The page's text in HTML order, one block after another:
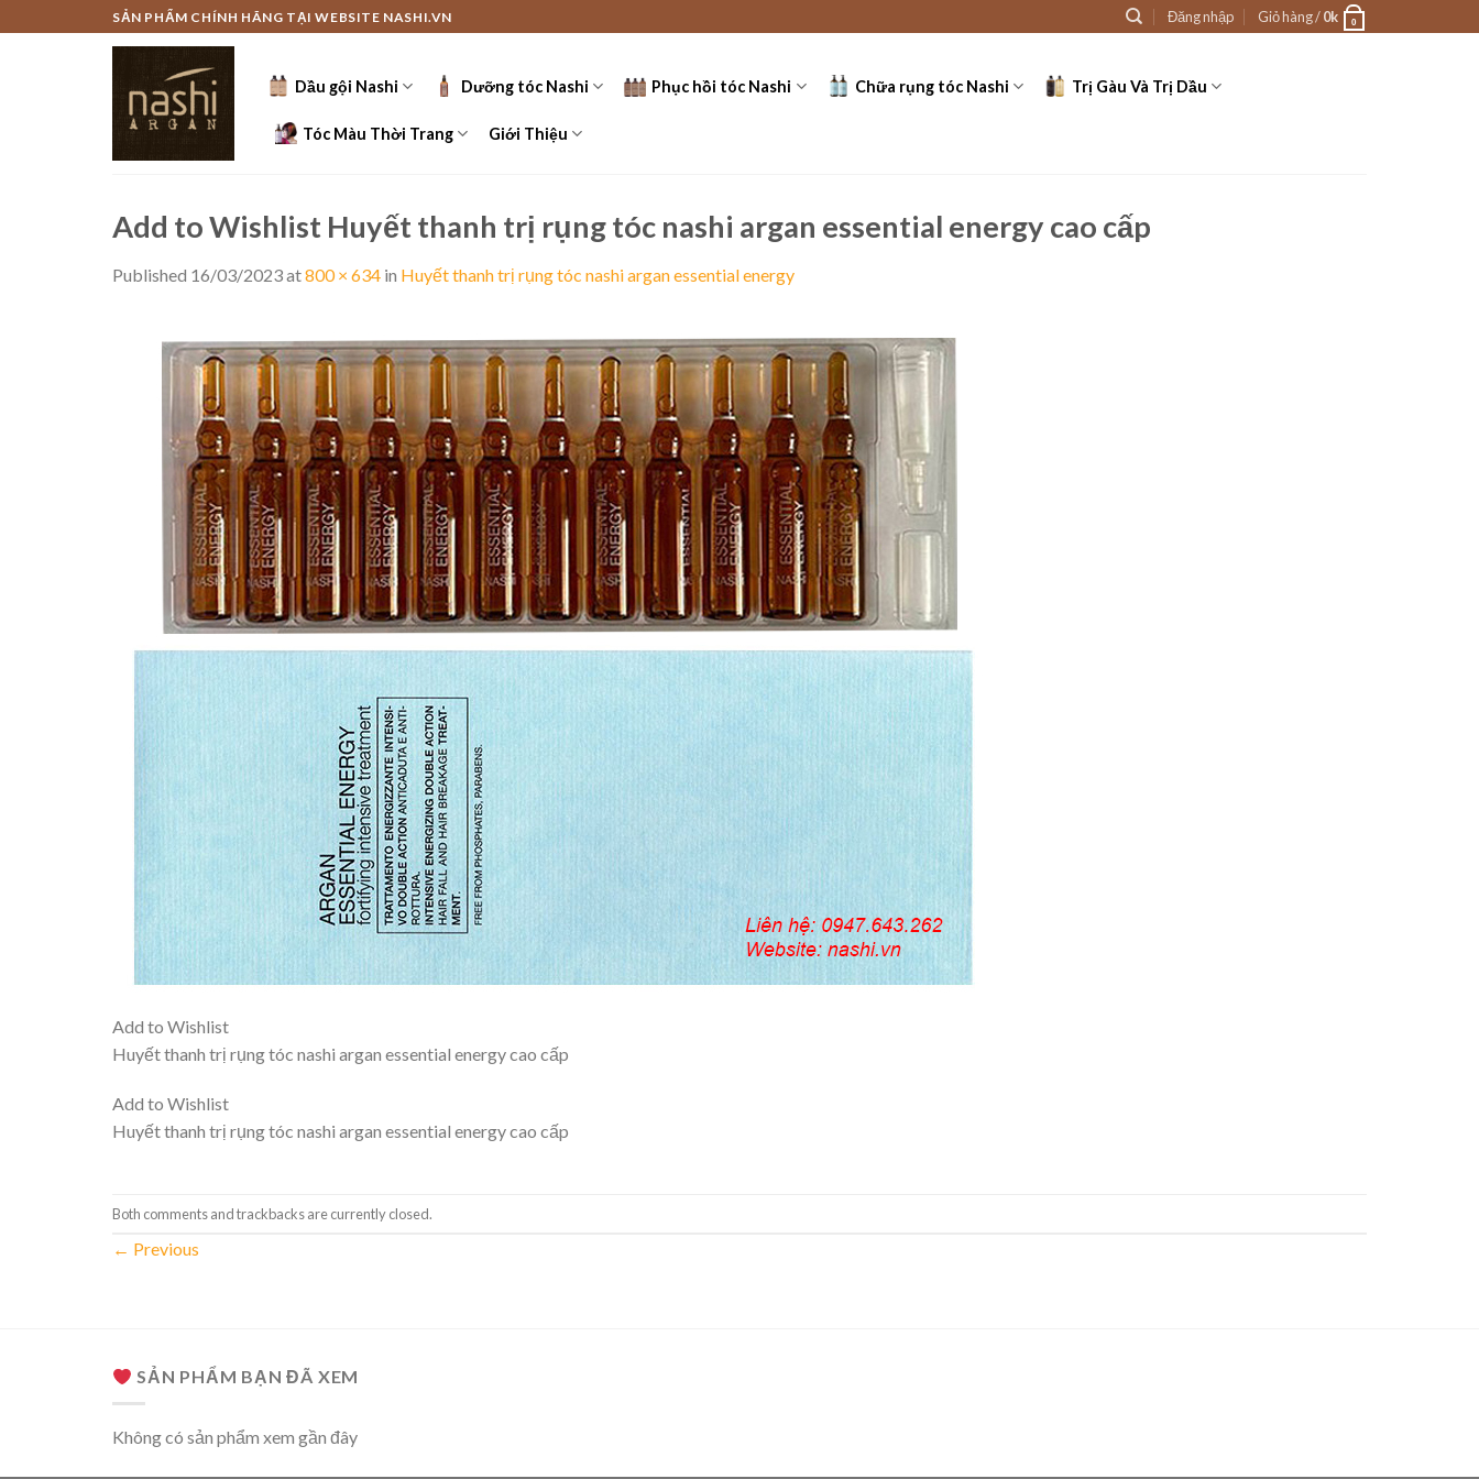
to
SẢN PHẨM CHÍNH HÃNG TẠI WEBSITE NASHI.VN Đăng nhập Giỏ hàng /0k 0
Dầu gội Nashi Dưỡng tóc Nashi Phục hồi tóc Nashi Chữa rụng tóc Nashi Trị Gàu Và Trị Dầu
Tóc Màu Thời Trang Giới Thiệu
Add to Wishlist Huyết thanh trị rụng tóc nashi argan essential energy cao cấp
Published 16/03/2023at800 × 634 in Huyết thanh trị rụng tóc nashi argan essential energy
Add to Wishlist
Huyết thanh trị rụng tóc nashi argan essential energy cao cấp
Add to Wishlist
Huyết thanh trị rụng tóc nashi argan essential energy cao cấp
Both comments and trackbacks are currently closed.
← Previous
SẢN PHẨM BẠN ĐÃ XEM
Không có sản phẩm xem gần đây